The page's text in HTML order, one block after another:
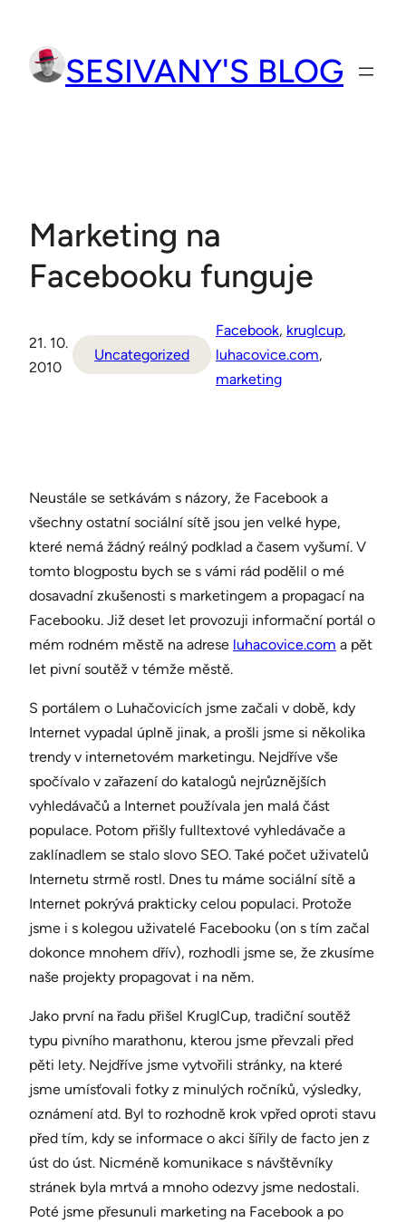
obsah
SESIVANY'S BLOG
Marketing na
Facebooku funguje
21. 10.
2010
Uncategorized
Facebook, kruglcup,
luhacovice.com,
marketing
Neustále se setkávám s názory, že Facebook a
všechny ostatní sociální sítě jsou jen velké hype,
které nemá žádný reálný podklad a časem vyšumí. V
tomto blogpostu bych se s vámi rád podělil o mé
dosavadní zkušenosti s marketingem a propagací na
Facebooku. Již deset let provozuji informační portál o
mém rodném městě na adrese luhacovice.com a pět
let pivní soutěž v témže městě.
S portálem o Luhačovicích jsme začali v době, kdy
Internet vypadal úplně jinak, a prošli jsme si několika
trendy v internetovém marketingu. Nejdříve vše
spočívalo v zařazení do katalogů nejrůznějších
vyhledávačů a Internet používala jen malá část
populace. Potom přišly fulltextové vyhledávače a
zaklínadlem se stalo slovo SEO. Také počet uživatelů
Internetu strmě rostl. Dnes tu máme sociální sítě a
Internet pokrývá prakticky celou populaci. Protože
jsme i s kolegou uživatelé Facebooku (on s tím začal
dokonce mnohem dřív), rozhodli jsme se, že zkusíme
naše projekty propagovat i na něm.
Jako první na řadu přišel KruglCup, tradiční soutěž
typu pivního marathonu, kterou jsme převzali před
pěti lety. Nejdříve jsme vytvořili stránky, na které
jsme umísťovali fotky z minulých ročníků, výsledky,
oznámení atd. Byl to rozhodně krok vpřed oproti stavu
před tím, kdy se informace o akci šířily de facto jen z
úst do úst. Nicméně komunikace s návštěvníky
stránek byla mrtvá a mnoho odezvy jsme nedostali.
Poté jsme přesunuli marketing na Facebook a po